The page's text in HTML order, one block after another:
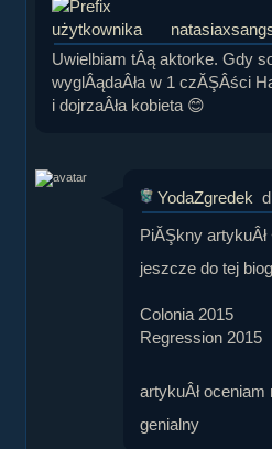
Uwielbiam tÂą aktorke. Gdy
wyglÂądaÂła w 1 czĂŞÂści
i dojrzaÂła kobieta 😊
YodaZgredek
PiĂŞkny
jeszcze do tej
Colonia 2015
Regression 2015
artykuÂł
genialny